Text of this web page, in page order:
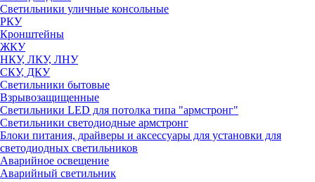
Светильники уличные консольные
РКУ
Кронштейны
ЖКУ
НКУ, ЛКУ, ЛНУ
СКУ, ДКУ
Светильники бытовые
Взрывозащищенные
Светильники LED для потолка типа "армстронг"
Светильники светодиодные армстронг
Блоки питания, драйверы и аксессуары для установки для
светодиодных светильников
Аварийное освещение
Аварийный светильник